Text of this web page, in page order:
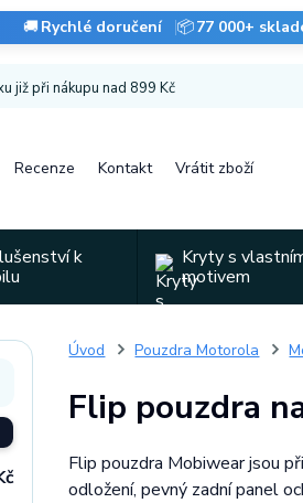
🚚Rychlé doručení 📦77 000+
již při nákupu nad 899 Kč
Recenze Kontakt Vrátit zboží
k
Kryty s
motivem
Úvod Pouzdra Motorola
Flip pouzdra
Flip pouzdra Mobiwear jsou
odložení, pevný zadní panel